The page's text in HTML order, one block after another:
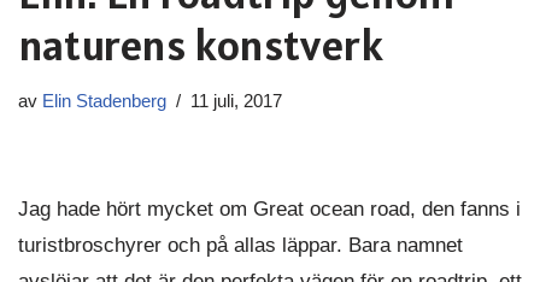
naturens konstverk
av Elin Stadenberg 11 juli, 2017
Jag hade hört mycket om Great ocean road, den fanns i
turistbroschyrer och på allas läppar. Bara namnet